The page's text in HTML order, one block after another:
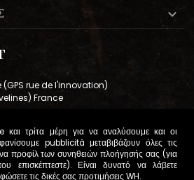
και τρίτα μέρη για να αναλύσουμε και οι
pubblicità μεταβιβάζουν όλες τις
προφίλ των συνηθειών πλοήγησής σας (για
επισκέπτεστε). Είναι δυνατό να λάβετε
τις δικές σας προτιμήσεις WH.

rue de l'innovation)
France
France